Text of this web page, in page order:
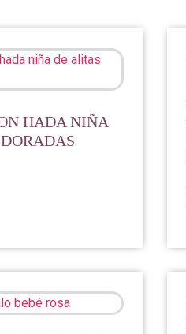
HADA NIÑA